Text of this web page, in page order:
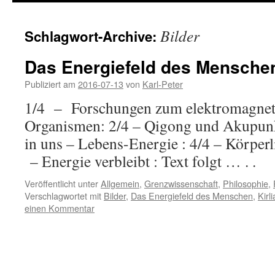
Schlagwort-Archive: Bilder
Das Energiefeld des
Publiziert am 2016-07-13 von Karl-Peter
1/4 – Forschungen zum
Organismen: 2/4 – Qigong und
in uns – Lebens-Energie : 4/4 –
– Energie verbleibt : Text folgt …
Veröffentlicht unterAllgemein, Grenzwissenschaft, Philosophie,
Verschlagwortet mit Bilder, Das Energiefeld des Menschen,
einen Kommentar